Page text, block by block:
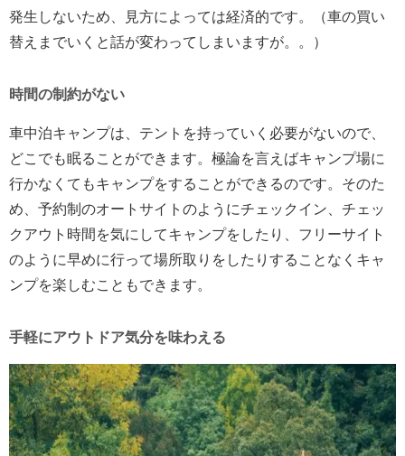
発生しないため、見方によっては経済的です。（車の買い
替えまでいくと話が変わってしまいますが。。）
時間の制約がない
車中泊キャンプは、テントを持っていく必要がないので、
どこでも眠ることができます。極論を言えばキャンプ場に
行かなくてもキャンプをすることができるのです。そのた
め、予約制のオートサイトのようにチェックイン、チェッ
クアウト時間を気にしてキャンプをしたり、フリーサイト
のように早めに行って場所取りをしたりすることなくキャ
ンプを楽しむこともできます。
手軽にアウトドア気分を味わえる